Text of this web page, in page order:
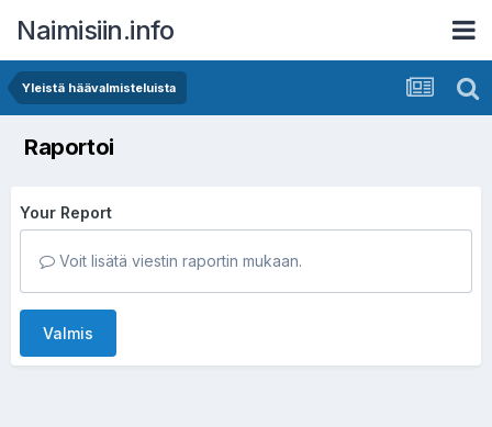
Naimisiin.info
Yleistä häävalmisteluista
Raportoi
Your Report
Voit lisätä viestin raportin mukaan.
Valmis